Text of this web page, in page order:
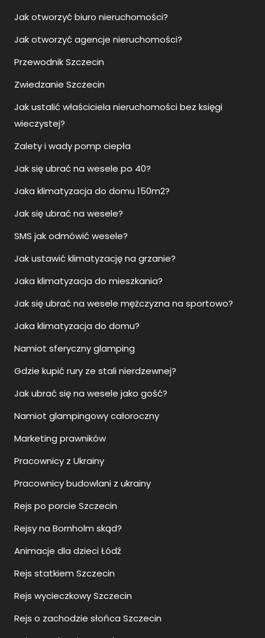
Jak otworzyć biuro nieruchomości?
Jak otworzyć agencje nieruchomości?
Przewodnik Szczecin
Zwiedzanie Szczecin
Jak ustalić właściciela nieruchomości bez księgi
wieczystej?
Zalety i wady pomp ciepła
Jak się ubrać na wesele po 40?
Jaka klimatyzacja do domu 150m2?
Jak się ubrać na wesele?
SMS jak odmówić wesele?
Jak ustawić klimatyzację na grzanie?
Jaka klimatyzacja do mieszkania?
Jak się ubrać na wesele mężczyzna na sportowo?
Jaka klimatyzacja do domu?
Namiot sferyczny glamping
Gdzie kupić rury ze stali nierdzewnej?
Jak ubrać się na wesele jako gość?
Namiot glampingowy całoroczny
Marketing prawników
Pracownicy z Ukrainy
Pracownicy budowlani z ukrainy
Rejs po porcie Szczecin
Rejsy na Bornholm skąd?
Animacje dla dzieci Łódź
Rejs statkiem Szczecin
Rejs wycieczkowy Szczecin
Rejs o zachodzie słońca Szczecin